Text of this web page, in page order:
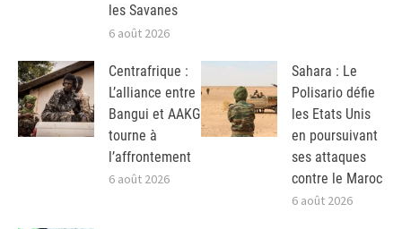
les Savanes
6 août 2026
Centrafrique :
L’alliance entre
Bangui et AAKG
tourne à
l’affrontement
6 août 2026
Sahara : Le
Polisario défie
les Etats Unis
en poursuivant
ses attaques
contre le Maroc
6 août 2026